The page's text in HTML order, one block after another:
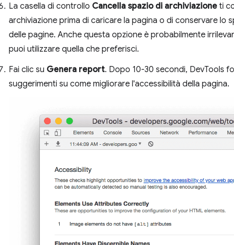
La casella di controllo Cancella spazio di archiviazione ti
archiviazione prima di caricare la pagina o di conservare lo
delle pagine. Anche questa opzione è probabilmente
puoi utilizzare quella che preferisci.
Fai clic su Genera report. Dopo 10-30 secondi, DevTools
suggerimenti su come migliorare l'accessibilità della pagina.